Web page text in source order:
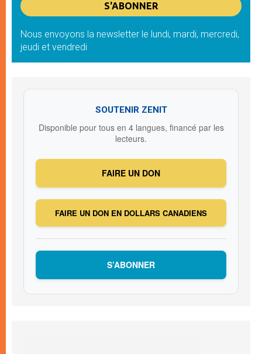
Nous envoyons la newsletter le lundi, mardi, mercredi,
jeudi et vendredi
SOUTENIR ZENIT
Disponible pour tous en 4 langues, financé par les
lecteurs.
FAIRE UN DON
FAIRE UN DON EN DOLLARS CANADIENS
S’ABONNER